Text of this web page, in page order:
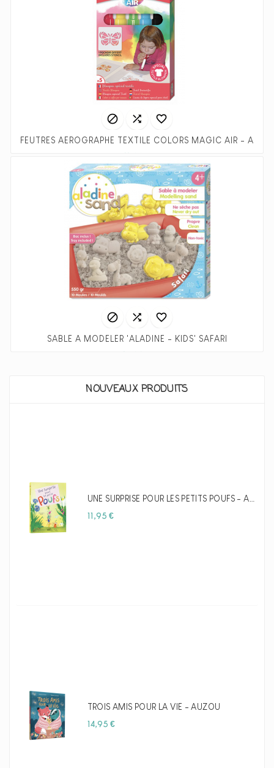
  
FEUTRES AEROGRAPHE
  
SABLE À MODELER 'ALADINE - KIDS' SAFARI
NOUVEAUX PRODUITS
11,95 €Prix
TROIS AMIS POUR LA VIE - AUZOU
14,95 €Prix